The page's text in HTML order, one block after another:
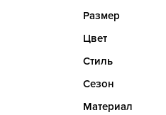
Размер
Цвет
Стиль
Сезон
Материал